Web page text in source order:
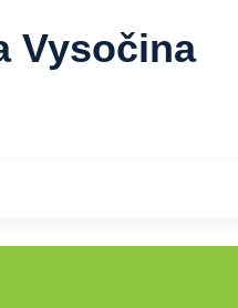
Vysočina